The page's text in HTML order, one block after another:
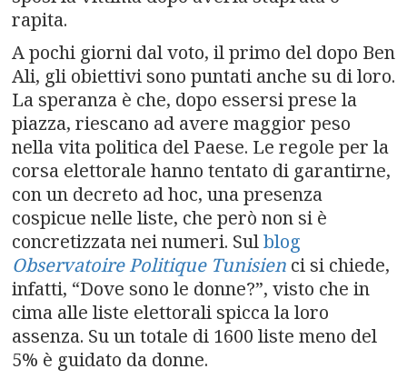
rapita.
A pochi giorni dal voto, il primo del dopo Ben
Ali, gli obiettivi sono puntati anche su di loro.
La speranza è che, dopo essersi prese la
piazza, riescano ad avere maggior peso
nella vita politica del Paese. Le regole per la
corsa elettorale hanno tentato di garantirne,
con un decreto ad hoc, una presenza
cospicue nelle liste, che però non si è
concretizzata nei numeri. Sulblog
Observatoire Politique Tunisien ci si chiede,
infatti, “Dove sono le donne?”, visto che in
cima alle liste elettorali spicca la loro
assenza. Su un totale di 1600 liste meno del
5% è guidato da donne.